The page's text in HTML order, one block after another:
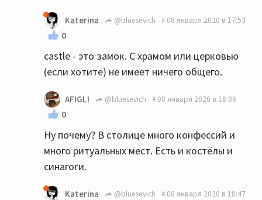
Katerina @bluesevich 08 января 2020 в 17:53
0
castle - это замок. С храмом или церковью
(если хотите) не имеет ничего общего.
AFIGLI @bluesevich 08 января 2020 в 18:06
0
Ну почему? В столице много конфессий и
много ритуальных мест. Есть и костёлы и
синагоги.
Katerina @bluesevich 08 января 2020 в 18:47